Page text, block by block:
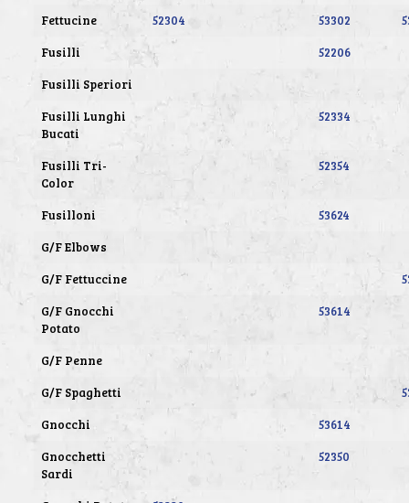
Fettucine 52304 53302
Fusilli
52206
Fusilli Speriori
Fusilli Lunghi
Bucati
52334
Fusilli Tri-
Color
52354
Fusilloni
53624
G/F Elbows
G/F Fettuccine
G/F Gnocchi
Potato
53614
G/F Penne
G/F Spaghetti
Gnocchi
53614
Gnocchetti
Sardi
52350